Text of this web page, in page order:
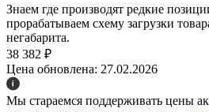
Знаем где производят редкие
прорабатываем схему загрузки
негабарита.
38 382 ₽
Цена обновлена: 27.02.2026
Мы стараемся поддерживать цены